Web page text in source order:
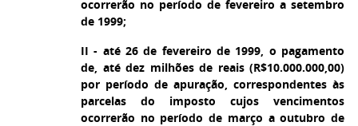
ocorrerão no período de fevereiro a setembro
de 1999;
II - até 26 de fevereiro de 1999, o pagamento
de, até dez milhões de reais (R$10.000.000,00)
por período de apuração, correspondentes às
parcelas do imposto cujos vencimentos
ocorrerão no período de março a outubro de